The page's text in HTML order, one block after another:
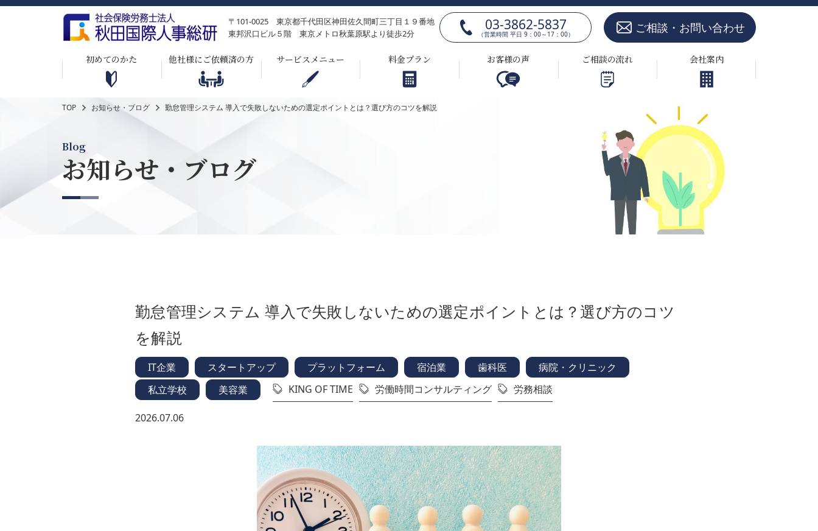
〒101-0025 東京都千代田区神田佐久間町三丁目１９番地
東邦沢口ビル５階 東京メトロ秋葉原駅より徒歩2分
03-3862-5837
（営業時間 平日 9：00～17：00） ご相談・お問い合わせ
初めてのかた 他社様にご依頼済の方 サービスメニュー 料金プラン お客様の声 ご相談の流れ 会社案内
TOP お知らせ・ブログ 勤怠管理システム 導入で失敗しないための選定ポイントとは？選び方のコツを解説
Blog
お知らせ・ブログ
勤怠管理システム 導入で失敗しないための選定ポイントとは？選び方のコツ
を解説
IT企業 スタートアップ プラットフォーム 宿泊業 歯科医
病院・クリニック
私立学校
美容業 KING OF TIME 労働時間コンサルティング 労務相談
2026.07.06